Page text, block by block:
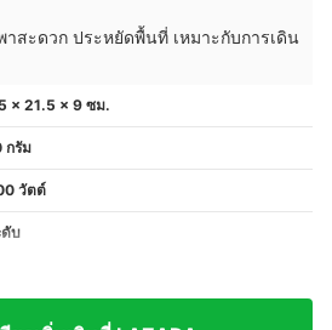
าสะดวก ประหยัดพื้นที่ เหมาะกับการเดิน
x 21.5 x 9 ซม.
กรัม
วัตต์
ดับ